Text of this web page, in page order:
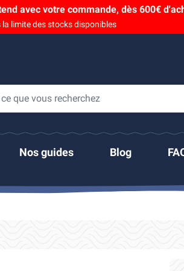
avec votre commande, dès 600€
la limite des stocks disponibles
Nos guides Blog